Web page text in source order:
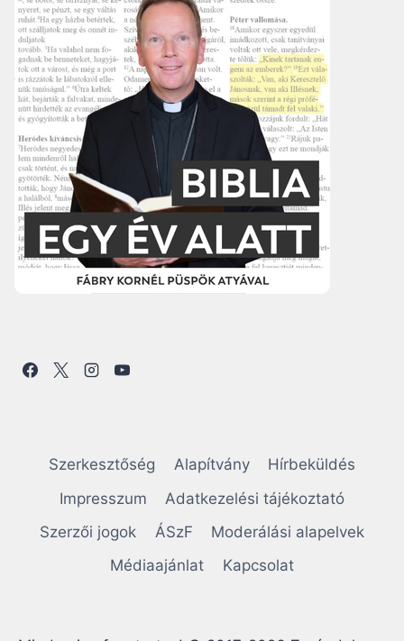
Szerkesztőség Alapítvány
Hírbeküldés
Impresszum
Adatkezelési tájékoztató
Szerzői jogok
ÁSzF
Moderálási alapelvek
Médiaajánlat
Kapcsolat